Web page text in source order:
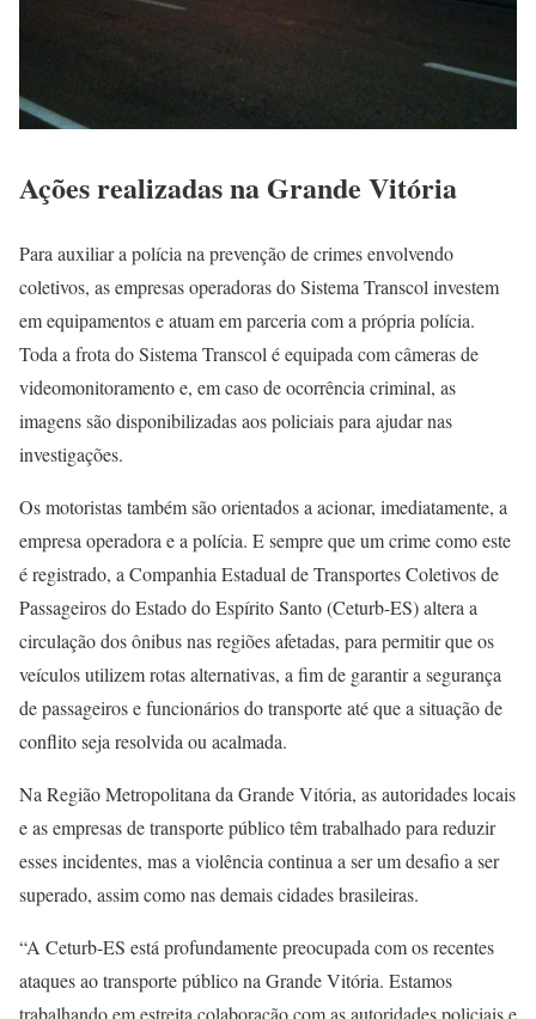
Ações realizadas na Grande Vitória
Para auxiliar a polícia na prevenção de crimes envolvendo
coletivos, as empresas operadoras do Sistema Transcol investem
em equipamentos e atuam em parceria com a própria polícia.
Toda a frota do Sistema Transcol é equipada com câmeras de
videomonitoramento e, em caso de ocorrência criminal, as
imagens são disponibilizadas aos policiais para ajudar nas
investigações.
Os motoristas também são orientados a acionar, imediatamente, a
empresa operadora e a polícia. E sempre que um crime como este
é registrado, a Companhia Estadual de Transportes Coletivos de
Passageiros do Estado do Espírito Santo (Ceturb-ES) altera a
circulação dos ônibus nas regiões afetadas, para permitir que os
veículos utilizem rotas alternativas, a fim de garantir a segurança
de passageiros e funcionários do transporte até que a situação de
conflito seja resolvida ou acalmada.
Na Região Metropolitana da Grande Vitória, as autoridades locais
e as empresas de transporte público têm trabalhado para reduzir
esses incidentes, mas a violência continua a ser um desafio a ser
superado, assim como nas demais cidades brasileiras.
“A Ceturb-ES está profundamente preocupada com os recentes
ataques ao transporte público na Grande Vitória. Estamos
trabalhando em estreita colaboração com as autoridades policiais e